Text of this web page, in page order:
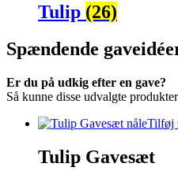
Tulip (26)
Spændende
Er du på udkig efter en gave?
Så kunne disse udvalgte
Tilføj
Tulip Gavesæt